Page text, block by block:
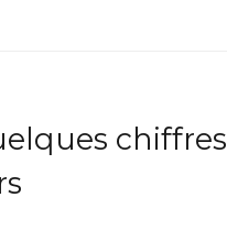
chiffres